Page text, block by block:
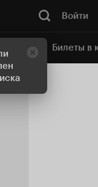
Войти
Билеты в